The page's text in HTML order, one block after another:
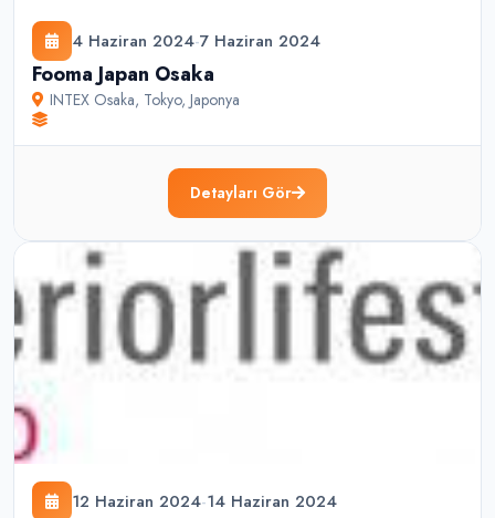
4 Haziran 2024-7 Haziran 2024
Fooma Japan Osaka
INTEX Osaka, Tokyo, Japonya
Detayları Gör
12 Haziran 2024-14 Haziran 2024